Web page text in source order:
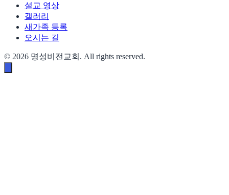
설교 영상
갤러리
새가족 등록
오시는 길
© 2026 명성비전교회. All rights reserved.